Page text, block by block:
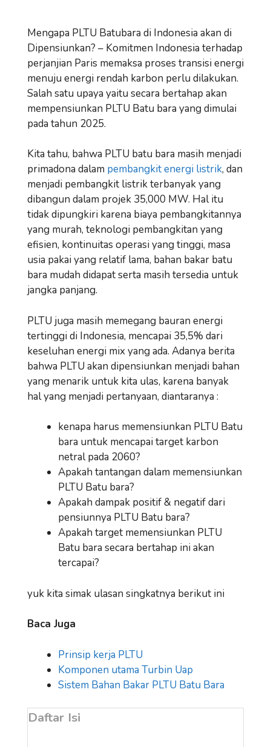
Mengapa PLTU Batubara di Indonesia akan di
Dipensiunkan? – Komitmen Indonesia terhadap
perjanjian Paris memaksa proses transisi energi
menuju energi rendah karbon perlu dilakukan.
Salah satu upaya yaitu secara bertahap akan
mempensiunkan PLTU Batu bara yang dimulai
pada tahun 2025.
Kita tahu, bahwa PLTU batu bara masih menjadi
primadona dalam pembangkit energi listrik, dan
menjadi pembangkit listrik terbanyak yang
dibangun dalam projek 35,000 MW. Hal itu
tidak dipungkiri karena biaya pembangkitannya
yang murah, teknologi pembangkitan yang
efisien, kontinuitas operasi yang tinggi, masa
usia pakai yang relatif lama, bahan bakar batu
bara mudah didapat serta masih tersedia untuk
jangka panjang.
PLTU juga masih memegang bauran energi
tertinggi di Indonesia, mencapai 35,5% dari
keseluhan energi mix yang ada. Adanya berita
bahwa PLTU akan dipensiunkan menjadi bahan
yang menarik untuk kita ulas, karena banyak
hal yang menjadi pertanyaan, diantaranya :
kenapa harus memensiunkan PLTU Batu
bara untuk mencapai target karbon
netral pada 2060?
Apakah tantangan dalam memensiunkan
PLTU Batu bara?
Apakah dampak positif & negatif dari
pensiunnya PLTU Batu bara?
Apakah target memensiunkan PLTU
Batu bara secara bertahap ini akan
tercapai?
yuk kita simak ulasan singkatnya berikut ini
Baca Juga
Prinsip kerja PLTU
Komponen utama Turbin Uap
Sistem Bahan Bakar PLTU Batu Bara
Daftar Isi